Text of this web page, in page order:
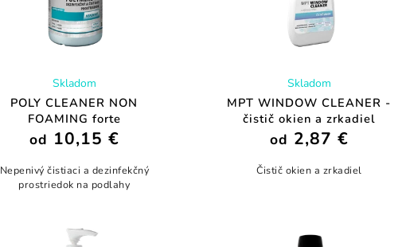
POLY CLEANER NON
FOAMING forte
Skladom
od 10,15 €
Nepenivý čistiaci a dezinfekčný
prostriedok na podlahy
MPT WINDOW CLEANER -
čistič okien a zrkadiel
Skladom
od 2,87 €
Čistič okien a zrkadiel